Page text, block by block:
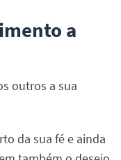
a
outros a sua
da sua fé e ainda